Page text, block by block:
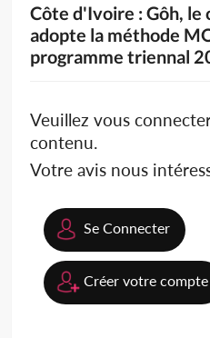
Côte d'Ivoire : Gôh, le
adopte la méthode
programme triennal
Veuillez vous
contenu.
Votre avis nous
Se Connecter
Créer votre compte